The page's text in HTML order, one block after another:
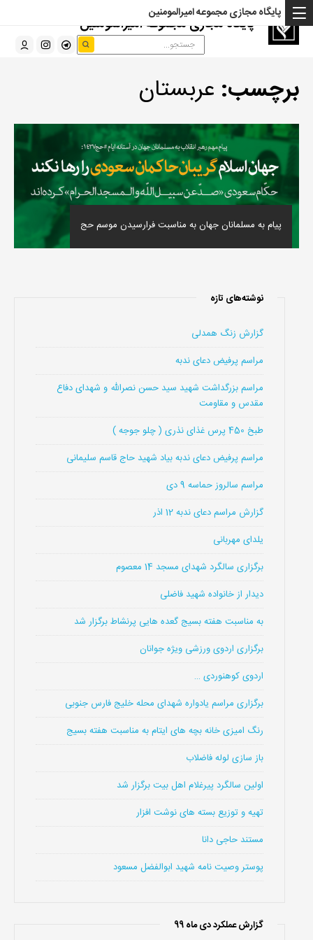
پایگاه مجازی مجموعه امیرالمومنین
پایگاه مجازی مجموعه امیرالمومنین
برچسب: عربستان
پیام به مسلمانان جهان به مناسبت فرارسیدن موسم حج
نوشته‌های تازه
گزارش زنگ همدلی
مراسم پرفیض دعای ندبه
مراسم بزرگداشت شهید سید حسن نصرالله و شهدای دفاع
مقدس و مقاومت
طبخ 450 پرس غذای نذری ( چلو جوجه )
مراسم پرفیض دعای ندبه بیاد شهید حاج قاسم سلیمانی
مراسم سالروز حماسه 9 دی
گزارش مراسم دعای ندبه 12 اذر
یلدای مهربانی
برگزاری سالگرد شهدای مسجد 14 معصوم
دیدار از خانواده شهید فاضلی
به مناسبت هفته بسیج گعده هایی پرنشاط برگزار شد
برگزاری اردوی ورزشی ویژه جوانان
اردوی کوهنوردی …
برگزاری مراسم یادواره شهدای محله خلیج فارس جنوبی
رنگ امیزی خانه بچه های ایتام به مناسبت هفته بسیج
باز سازی لوله فاضلاب
اولین سالگرد پیرغلام اهل بیت برگزار شد
تهیه و توزیع بسته های نوشت افزار
مستند حاجی دانا
پوستر وصیت نامه شهید ابوالفضل مسعود
گزارش عملکرد دی ماه 99